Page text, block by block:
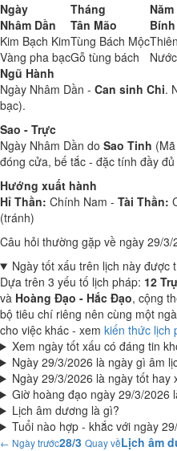
Ngày
Tháng
Năm
Nhâm Dần
Tân Mão
Kim Bạch KimTùng Bách Mộc
Vàng pha bạcGỗ tùng bách
Ngũ Hành
Ngày Nhâm Dần - Can sinh Chi.
bạc).
Sao - Trực
Ngày Nhâm Dần do Sao Tinh
đóng cửa, bế tắc - đặc tính đầy
Hướng xuất hành
Hỉ Thần: Chính Nam - Tài Thần:
(tránh)
Câu hỏi thường gặp về ngày 29/3/
Ngày tốt xấu trên lịch này được
Dựa trên 3 yếu tố lịch pháp: 12
và Hoàng Đạo - Hắc Đạo, cộng
bộ tiêu chí riêng nên cùng một
cho việc khác - xem kiến thức lịch
Xem ngày tốt xấu có đáng tin
Ngày 29/3/2026 là ngày gì âm
Ngày 29/3/2026 là ngày tốt hay
Giờ hoàng đạo ngày 29/3/2026
Lịch âm dương là gì?
Tuổi nào hợp - khắc với ngày
← Ngày trước28/3 Quay vềLịch âm